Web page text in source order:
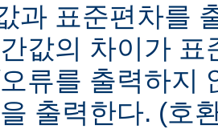
과 표준편차를
값의 차이가
류를 출력하지
출력한다. (호